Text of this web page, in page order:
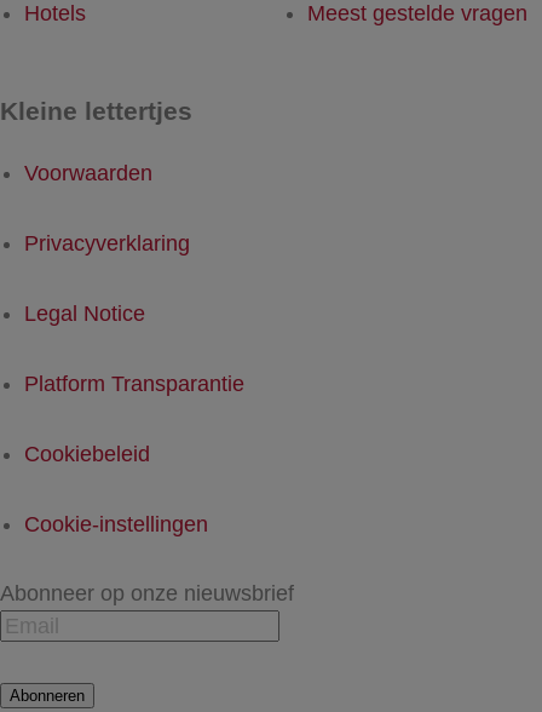
Hotels Meest gestelde vragen
Kleine lettertjes
Voorwaarden
Privacyverklaring
Legal Notice
Platform Transparantie
Cookiebeleid
Cookie-instellingen
Abonneer op onze nieuwsbrief
Abonneren